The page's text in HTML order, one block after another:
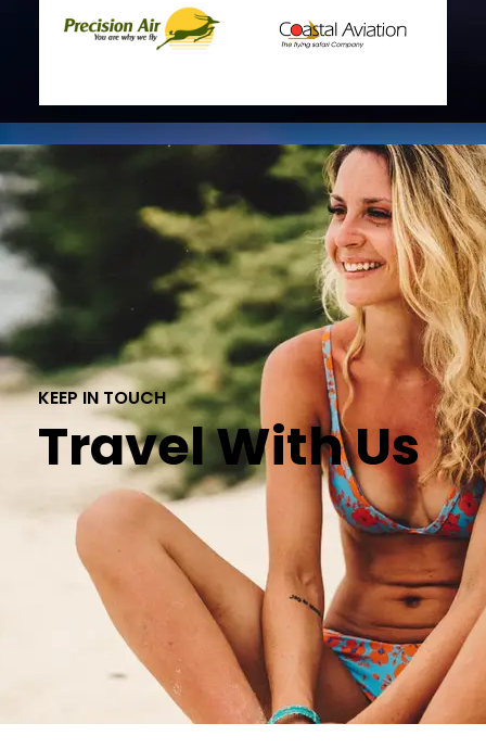
KEEP IN TOUCH
Travel With Us